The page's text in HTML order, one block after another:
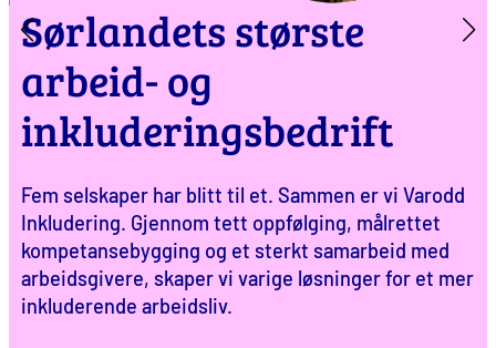
Sørlandets største
arbeid- og
inkluderingsbedrift
Fem selskaper har blitt til et. Sammen er vi Varodd
Inkludering. Gjennom tett oppfølging, målrettet
kompetansebygging og et sterkt samarbeid med
arbeidsgivere, skaper vi varige løsninger for et mer
inkluderende arbeidsliv.